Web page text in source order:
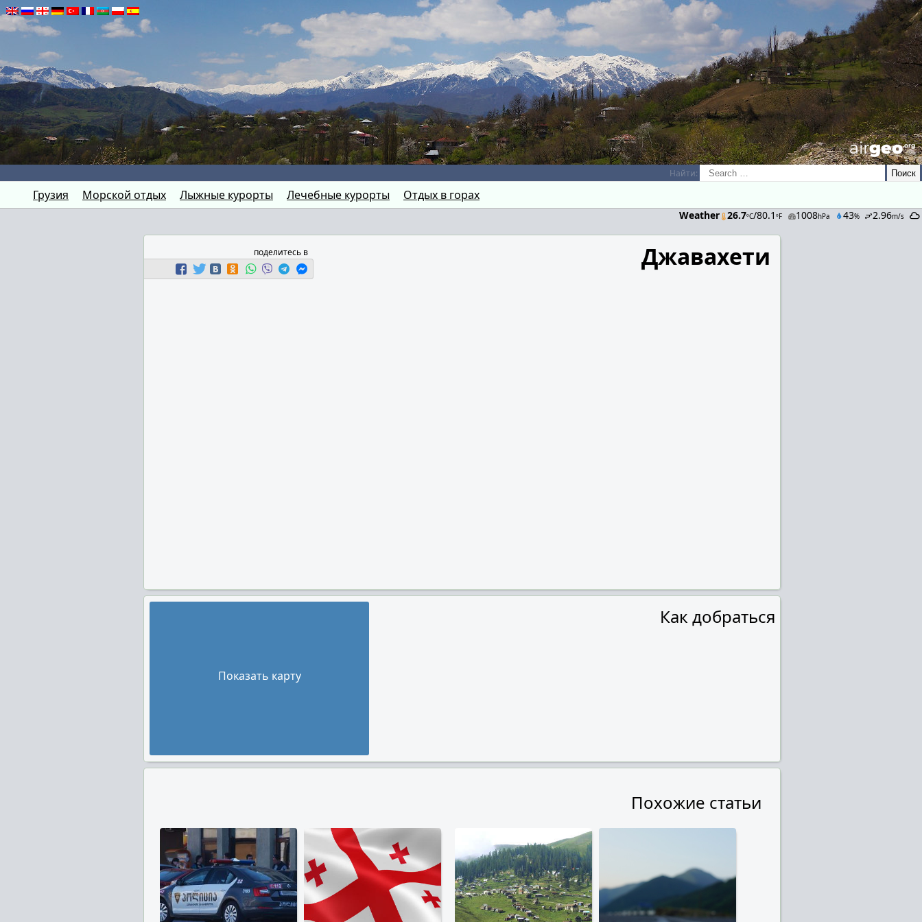
airGEO.oRg
Найти:
Грузия Морской отдых Лыжные курорты Лечебные курорты Отдых в горах
Weather 26.7ºC/80.1ºF 1008hPa 43% 2.96m/s
поделитесь в Джавахети
Как добраться
Показать карту
Похожие статьи